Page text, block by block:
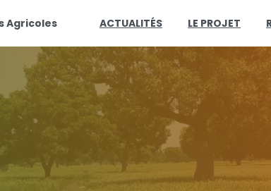
Agricoles ACTUALITÉS LE PROJET